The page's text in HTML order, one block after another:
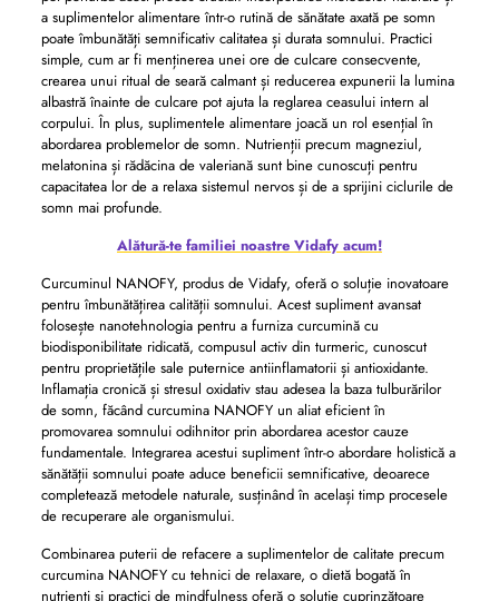
a suplimentelor alimentare într-o rutină de sănătate axată pe somn
poate îmbunătăți semnificativ calitatea și durata somnului. Practici
simple, cum ar fi menținerea unei ore de culcare consecvente,
crearea unui ritual de seară calmant și reducerea expunerii la lumina
albastră înainte de culcare pot ajuta la reglarea ceasului intern al
corpului. În plus, suplimentele alimentare joacă un rol esențial în
abordarea problemelor de somn. Nutrienții precum magneziul,
melatonina și rădăcina de valeriană sunt bine cunoscuți pentru
capacitatea lor de a relaxa sistemul nervos și de a sprijini ciclurile de
somn mai profunde.
Alătură-te familiei noastre Vidafy acum!
Curcuminul NANOFY, produs de Vidafy, oferă o soluție inovatoare
pentru îmbunătățirea calității somnului. Acest supliment avansat
folosește nanotehnologia pentru a furniza curcumină cu
biodisponibilitate ridicată, compusul activ din turmeric, cunoscut
pentru proprietățile sale puternice antiinflamatorii și antioxidante.
Inflamația cronică și stresul oxidativ stau adesea la baza tulburărilor
de somn, făcând curcumina NANOFY un aliat eficient în
promovarea somnului odihnitor prin abordarea acestor cauze
fundamentale. Integrarea acestui supliment într-o abordare holistică a
sănătății somnului poate aduce beneficii semnificative, deoarece
completează metodele naturale, susținând în același timp procesele
de recuperare ale organismului.
Combinarea puterii de refacere a suplimentelor de calitate precum
curcumina NANOFY cu tehnici de relaxare, o dietă bogată în
nutrienți și practici de mindfulness oferă o soluție cuprinzătoare